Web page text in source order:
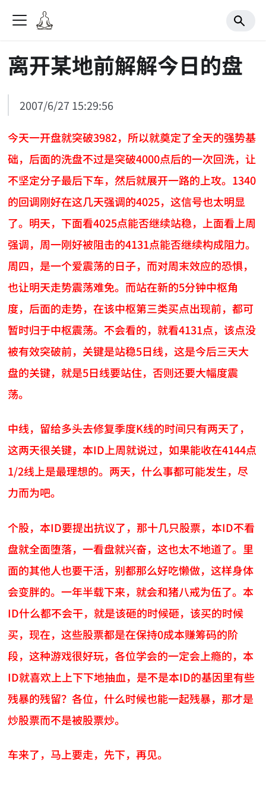
离开某地前解解今日的盘
2007/6/27 15:29:56
今天一开盘就突破3982，所以就奠定了全天的强势基
础，后面的洗盘不过是突破4000点后的一次回洗，让
不坚定分子最后下车，然后就展开一路的上攻。1340
的回调刚好在这几天强调的4025，这信号也太明显
了。明天，下面看4025点能否继续站稳，上面看上周
强调，周一刚好被阻击的4131点能否继续构成阻力。
周四，是一个爱震荡的日子，而对周末效应的恐惧，
也让明天走势震荡难免。而站在新的5分钟中枢角
度，后面的走势，在该中枢第三类买点出现前，都可
暂时归于中枢震荡。不会看的，就看4131点，该点没
被有效突破前，关键是站稳5日线，这是今后三天大
盘的关键，就是5日线要站住，否则还要大幅度震
荡。
中线，留给多头去修复季度K线的时间只有两天了，
这两天很关键，本ID上周就说过，如果能收在4144点
1/2线上是最理想的。两天，什么事都可能发生，尽
力而为吧。
个股，本ID要提出抗议了，那十几只股票，本ID不看
盘就全面堕落，一看盘就兴奋，这也太不地道了。里
面的其他人也要干活，别都那么好吃懒做，这样身体
会变胖的。一年半载下来，就会和猪八戒为伍了。本
ID什么都不会干，就是该砸的时候砸，该买的时候
买，现在，这些股票都是在保持0成本赚筹码的阶
段，这种游戏很好玩，各位学会的一定会上瘾的，本
ID就喜欢上上下下地抽血，是不是本ID的基因里有些
残暴的残留？各位，什么时候也能一起残暴，那才是
炒股票而不是被股票炒。
车来了，马上要走，先下，再见。